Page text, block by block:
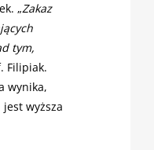
„Zakaz
tym,
Filipiak.
wynika,
wyższa